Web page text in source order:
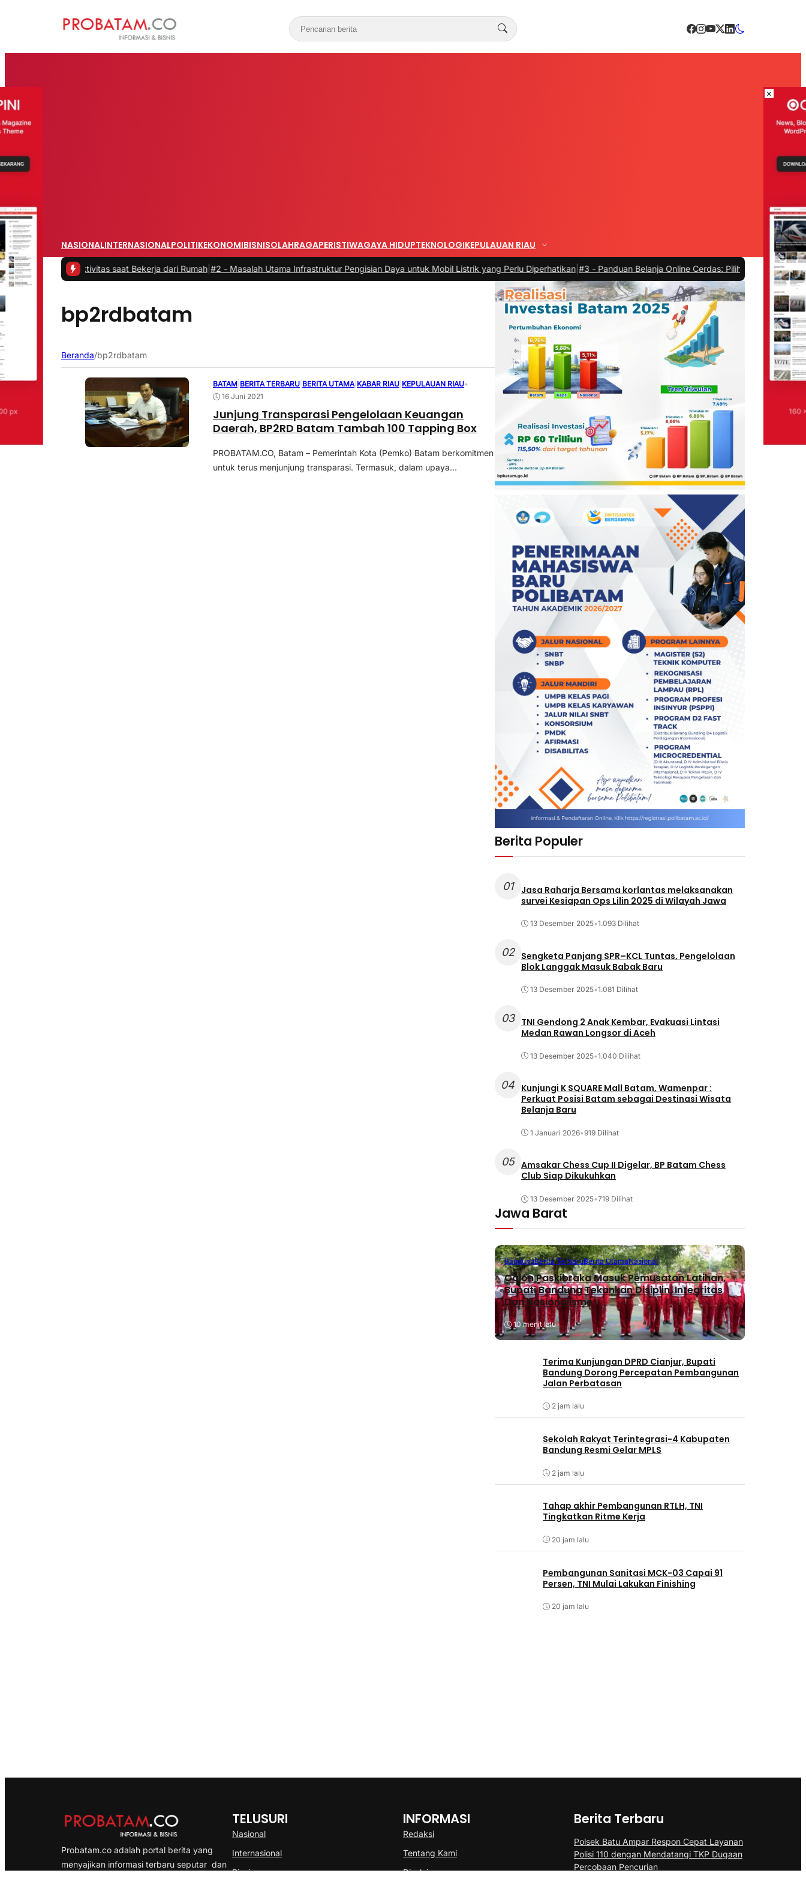
NASIONALINTERNASIONALPOLITIKEKONOMIBISNISOLAHRAGAPERISTIWAGAYA HIDUPTEKNOLOGIKEPULAUAN RIAU
Produktivitas saat Bekerja dari Rumah| #2 -Masalah Utama Infrastruktur Pengisian Daya untuk Mobil Listrik yang Perlu Diperhatikan|#3 -Panduan Belanja Online Cerdas: Pilih Produk dengan Bijak dan
bp2rdbatam
Beranda/bp2rdbatam
BATAM BERITA TERBARU BERITA UTAMA KABAR RIAU KEPULAUAN RIAU•
16 Juni 2021
Junjung Transparasi Pengelolaan Keuangan
Daerah, BP2RD Batam Tambah 100 Tapping Box
PROBATAM.CO, Batam – Pemerintah Kota (Pemko) Batam berkomitmen
untuk terus menjunjung transparasi. Termasuk, dalam upaya...
Berita Populer
01
Jasa Raharja Bersama korlantas melaksanakan
survei Kesiapan Ops Lilin 2025 di Wilayah Jawa
13 Desember 2025•1.093 Dilihat
02
Sengketa Panjang SPR–KCL Tuntas, Pengelolaan
Blok Langgak Masuk Babak Baru
13 Desember 2025•1.081 Dilihat
03
TNI Gendong 2 Anak Kembar, Evakuasi Lintasi
Medan Rawan Longsor di Aceh
13 Desember 2025•1.040 Dilihat
04 Kunjungi K SQUARE Mall Batam, Wamenpar :
Perkuat Posisi Batam sebagai Destinasi Wisata
Belanja Baru
1 Januari 2026•919 Dilihat
05 Amsakar Chess Cup II Digelar, BP Batam Chess
Club Siap Dikukuhkan
13 Desember 2025•719 Dilihat
Jawa Barat
BandungBerita TerbaruBerita UtamaNasional
Calon Paskibraka Masuk Pemusatan Latihan,
Bupati Bandung Tekankan Disiplin, Integritas
Dan Nasionalisme
10 menit lalu
Terima Kunjungan DPRD Cianjur, Bupati
Bandung Dorong Percepatan Pembangunan
Jalan Perbatasan
2 jam lalu
Sekolah Rakyat Terintegrasi-4 Kabupaten
Bandung Resmi Gelar MPLS
2 jam lalu
Tahap akhir Pembangunan RTLH, TNI
Tingkatkan Ritme Kerja
20 jam lalu
Pembangunan Sanitasi MCK-03 Capai 91
Persen, TNI Mulai Lakukan Finishing
20 jam lalu
Probatam.co adalah portal berita yang
menyajikan informasi terbaru seputar dan
TELUSURI
Nasional
Internasional
Bisnis
INFORMASI
Redaksi
Tentang Kami
Disclaimer
Berita Terbaru
Polsek Batu Ampar Respon Cepat Layanan
Polisi 110 dengan Mendatangi TKP Dugaan
Percobaan Pencurian
×